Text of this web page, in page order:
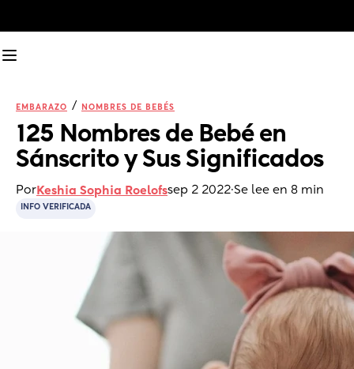
EMBARAZO / NOMBRES DE BEBÉS
125 Nombres de Bebé en
Sánscrito y Sus Significados
Por Keshia Sophia Roelofssep 2 2022·Se lee en 8 min
INFO VERIFICADA